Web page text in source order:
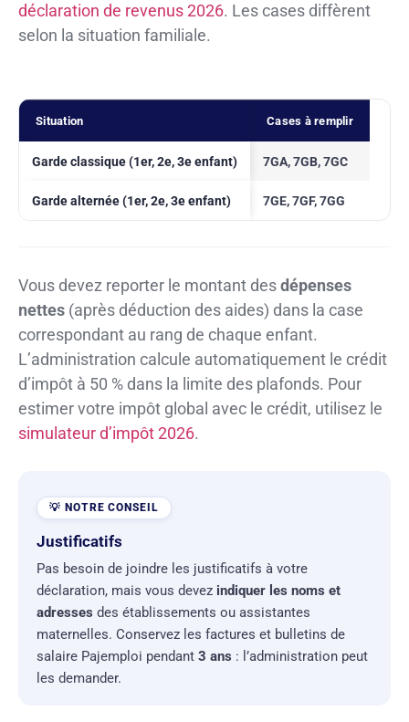
déclaration de revenus 2026. Les cases diffèrent
selon la situation familiale.
Situation Cases à remplir
Garde classique (1er, 2e, 3e enfant) 7GA, 7GB, 7GC
Garde alternée (1er, 2e, 3e enfant) 7GE, 7GF, 7GG
Vous devez reporter le montant desdépenses
nettes (après déduction des aides) dans la case
correspondant au rang de chaque enfant.
L’administration calcule automatiquement le crédit
d’impôt à 50 % dans la limite des plafonds. Pour
estimer votre impôt global avec le crédit, utilisez le
simulateur d’impôt 2026.
Justificatifs
Pas besoin de joindre les justificatifs à votre
déclaration, mais vous devez indiquer les noms et
adresses des établissements ou assistantes
maternelles. Conservez les factures et bulletins de
salaire Pajemploi pendant 3 ans : l’administration peut
les demander.